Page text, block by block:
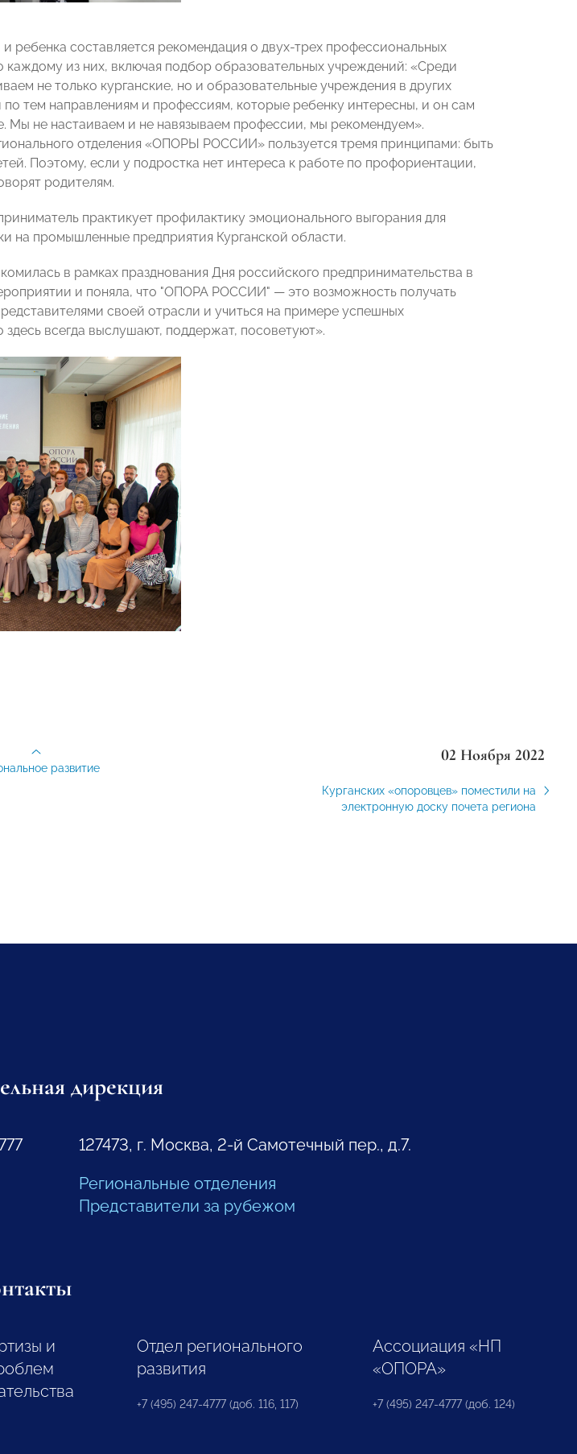
ребенка составляется рекомендация о двух-трех профессиональных
каждому из них, включая подбор образовательных учреждений: «Среди
не только курганские, но и образовательные учреждения в других
тем направлениям и профессиям, которые ребенку интересны, и он сам
Мы не настаиваем и не навязываем профессии, мы рекомендуем».
отделения «ОПОРЫ РОССИИ» пользуется тремя принципами: быть
Поэтому, если у подростка нет интереса к работе по профориентации,
родителям.
практикует профилактику эмоционального выгорания для
на промышленные предприятия Курганской области.
в рамках празднования Дня российского предпринимательства в
и поняла, что "ОПОРА РОССИИ" — это возможность получать
своей отрасли и учиться на примере успешных
всегда выслушают, поддержат, посоветуют».
02 Ноября 2022
Курганских «опоровцев» поместили на
электронную доску почета региона
развитие
дирекция
127473, г. Москва, 2-й Самотечный пер., д.7.
Региональные отделения
Представители за рубежом
и
Отдел регионального
развития
+7 (495) 247-4777 (доб. 116, 117)
Ассоциация «НП
«ОПОРА»
+7 (495) 247-4777 (доб. 124)